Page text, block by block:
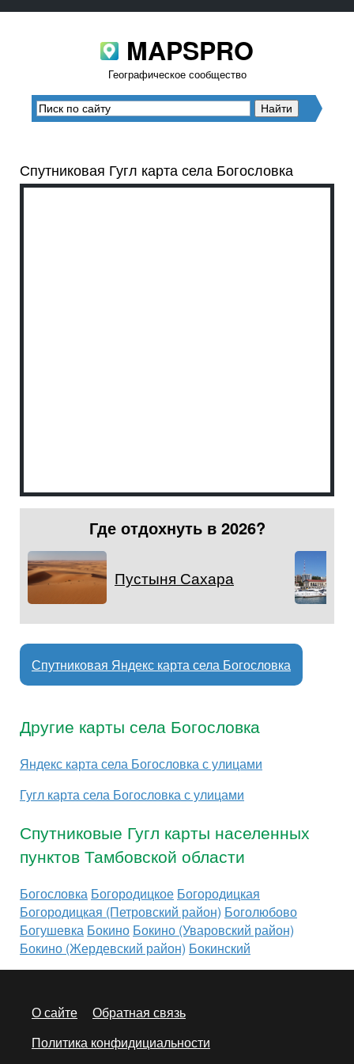
MAPSPRO
Географическое сообщество
Спутниковая Гугл карта села Богословка
Где отдохнуть в 2026?
Пустыня Сахара
Спутниковая Яндекс карта села Богословка
Другие карты села Богословка
Яндекс карта села Богословка с улицами
Гугл карта села Богословка с улицами
Спутниковые Гугл карты населенных
пунктов Тамбовской области
Богословка Богородицкое Богородицкая
Богородицкая (Петровский район) Боголюбово
Богушевка Бокино Бокино (Уваровский район)
Бокино (Жердевский район) Бокинский
О сайте
Обратная связь
Политика конфидициальности